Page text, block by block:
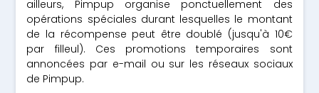
ailleurs, Pimpup organise ponctuellement des
opérations spéciales durant lesquelles le montant
de la récompense peut être doublé (jusqu'à 10€
par filleul). Ces promotions temporaires sont
annoncées par e-mail ou sur les réseaux sociaux
de Pimpup.